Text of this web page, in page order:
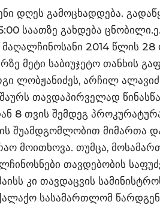
დღეს გამოცხადდება.
საათზე გახდება
2014 წლის 28
მეტი საბიუჯეტო თანხის
ლობჟანიძეს, არჩილ
თავდაპირველად
8 თვის შემდეგ
შუამდგომლობით მიმართა
მოითხოვა. თუმცა,
თავდებობის
კი თავდაცვის
სასამართლომ